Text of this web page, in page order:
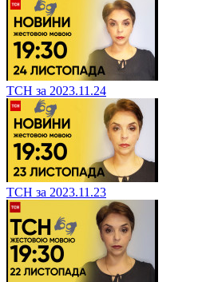
ТСН за 2023.11.24
ТСН за 2023.11.23